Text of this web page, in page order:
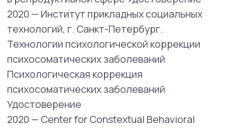
неуверенности в себе и т. д
Проблемы и запросы, с которыми
помогает специалист:
• расстройства пищевого поведения,
нарушения образа тела;
• пограничное расстройство личности;
проблемы импульс-контроля;
• тревожные состояния, трудности
эмоциональной регуляции.
Членство в профессиональных